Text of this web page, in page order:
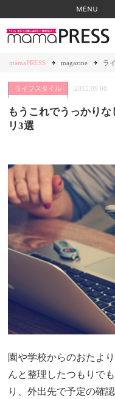
mamaPRESS magazine ラ
ライフスタイル 2015.09.08
もうこれでうっかり
リ3選
園や学校からのおたよ
んと整理したつもりで
り、外出先で予定の確